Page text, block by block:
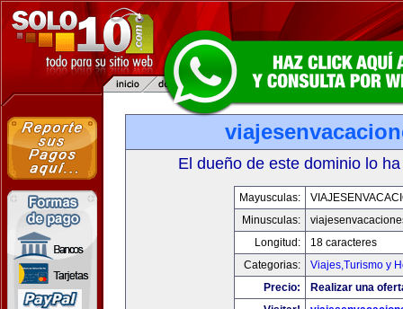
El dueño de este dominio lo
Mayusculas:
Minusculas:
Longitud:
18 caracteres
Categorias:
Viajes,Turismo y
Precio:
Realizar una